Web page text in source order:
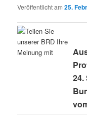
Veröffentlicht am25.
24.